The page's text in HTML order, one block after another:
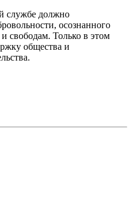
службе должно
осознанного
свободам. Только в этом
общества и